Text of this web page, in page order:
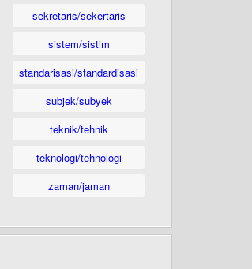
sekretaris/sekertaris
sistem/sistim
standarisasi/standardisasi
subjek/subyek
teknik/tehnik
teknologi/tehnologi
zaman/jaman